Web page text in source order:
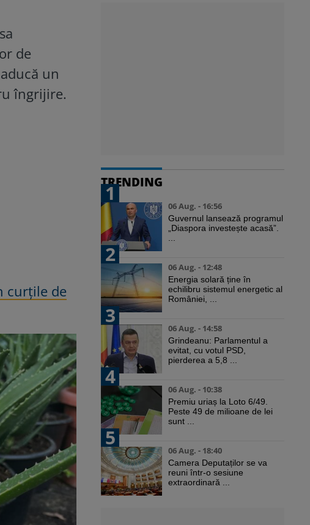
de
un
îngrijire.
curțile de
TRENDING
1
06 Aug. - 16:56
Guvernul lansează programul
„Diaspora investește acasă”.
2
06 Aug. - 12:48
Energia solară ține în
echilibru sistemul energetic al
României, ...
3
06 Aug. - 14:58
Grindeanu: Parlamentul a
evitat, cu votul PSD,
pierderea a 5,8 ...
4
06 Aug. - 10:38
Premiu uriaș la Loto 6/49.
Peste 49 de milioane de lei
sunt ...
5
06 Aug. - 18:40
Camera Deputaților se va
reuni într-o sesiune
extraordinară ...